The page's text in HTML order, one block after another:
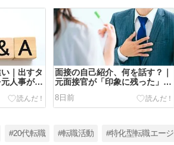
｜出すタ
人事がわ
面接の自己紹介、何を話す？｜
元面接官が「印象に残った」1
8日前
#20代転職 #転職活動 #特化型転職エー